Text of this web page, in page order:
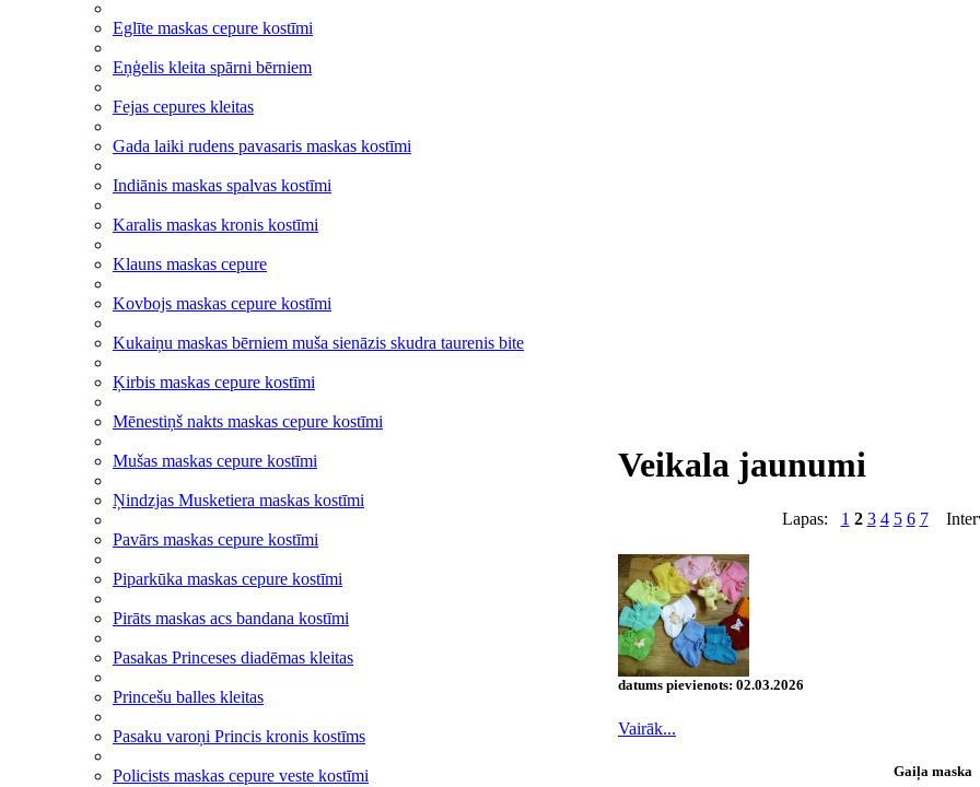
Eglīte maskas cepure kostīmi
Eņģelis kleita spārni bērniem
Fejas cepures kleitas
Gada laiki rudens pavasaris maskas kostīmi
Indiānis maskas spalvas kostīmi
Karalis maskas kronis kostīmi
Klauns maskas cepure
Kovbojs maskas cepure kostīmi
Kukaiņu maskas bērniem muša sienāzis skudra taurenis bite
Ķirbis maskas cepure kostīmi
Mēnestiņš nakts maskas cepure kostīmi
Mušas maskas cepure kostīmi
Ņindzjas Musketiera maskas kostīmi
Pavārs maskas cepure kostīmi
Piparkūka maskas cepure kostīmi
Pirāts maskas acs bandana kostīmi
Pasakas Princeses diadēmas kleitas
Princešu balles kleitas
Pasaku varoņi Princis kronis kostīms
Policists maskas cepure veste kostīmi
Veikala jaunumi
Lapas: 1 2 3 4 5 6 7
datums pievienots: 02.03.2026
Vairāk...
Gaiļa maska